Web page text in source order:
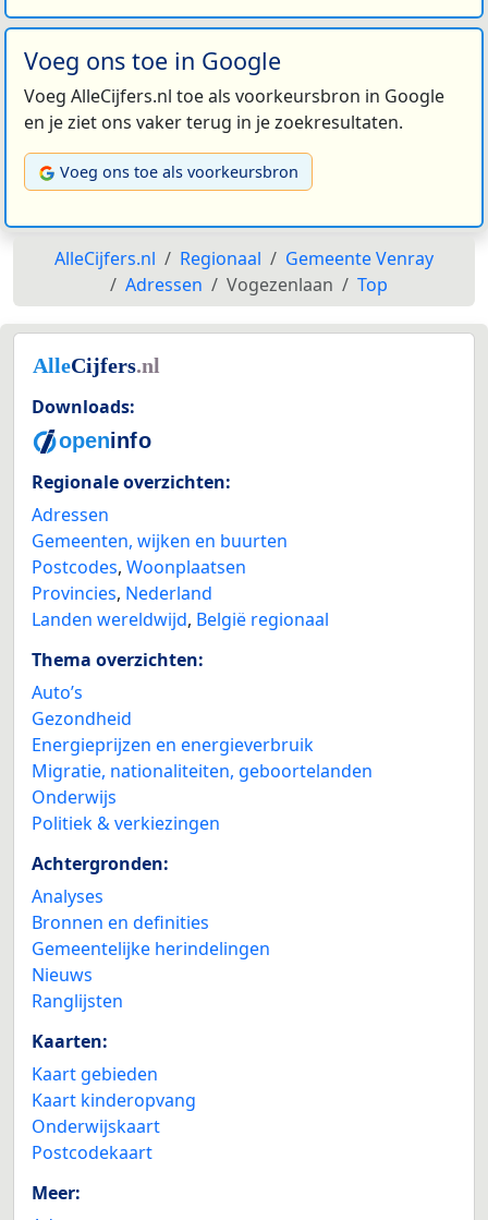
Voeg ons toe in Google
Voeg AlleCijfers.nl toe als voorkeursbron in Google
en je ziet ons vaker terug in je zoekresultaten.
Voeg ons toe als voorkeursbron
AlleCijfers.nl Regionaal
Gemeente Venray
Adressen
Vogezenlaan Top
Downloads:
Regionale overzichten:
Adressen
Gemeenten, wijken en buurten
Postcodes, Woonplaatsen
Provincies, Nederland
Landen wereldwijd, België regionaal
Thema overzichten:
Auto’s
Gezondheid
Energieprijzen en energieverbruik
Migratie, nationaliteiten, geboortelanden
Onderwijs
Politiek & verkiezingen
Achtergronden:
Analyses
Bronnen en definities
Gemeentelijke herindelingen
Nieuws
Ranglijsten
Kaarten:
Kaart gebieden
Kaart kinderopvang
Onderwijskaart
Postcodekaart
Meer: